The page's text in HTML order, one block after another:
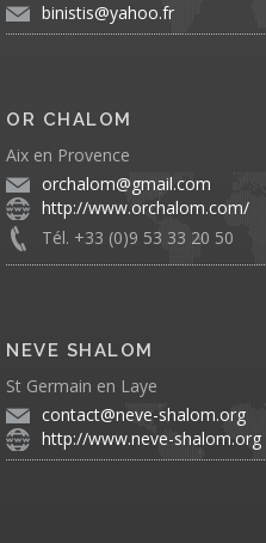
binistis@yahoo.fr
OR CHALOM
Aix en Provence
orchalom@gmail.com
http://www.orchalom.com/
Tél. +33 (0)9 53 33 20 50
NEVE SHALOM
St Germain en Laye
contact@neve-shalom.org
http://www.neve-shalom.org